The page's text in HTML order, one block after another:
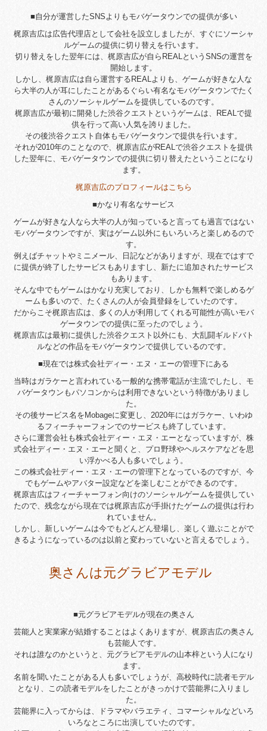
■自分が運営したSNSよりもモバゲータウンでの提供が多い
梶原吉広は広告代理店として会社を設立しましたが、すぐにソーシャ
ルゲームの提供に切り替えを行います。
切り替えをした翌年には、梶原吉広が自らREALというSNSの運営を
開始します。
しかし、梶原吉広は自ら運営するREALよりも、ゲームが好きな人な
ら大半の人が耳にしたことがあるぐらい有名なモバゲータウンでたく
さんのソーシャルゲームを提供しているのです。
梶原吉広が最初に開発した渋谷クエストというゲームは、REALで提
供を行って高い人気を誇りました。
その後渋谷クエスト自体もモバゲータウンで提供を行います。
それが2010年のことなので、梶原吉広がREALで渋谷クエストを提供
した翌年に、モバゲータウンでの提供に切り替えたということになり
ます。
梶原吉広のプロフィールはこちら
■かなり有名なサービス
ゲームが好きな人なら大半の人が知っていると言っても過言ではない
モバゲータウンですが、実はゲーム以外にもいろいろと楽しめるので
す。
例えばチャットやミニメール、日記などがありますが、現在ではすで
に提供が終了したサービスもありますし、新たに追加されたサービス
もあります。
そんな中でもゲームはかなり充実しており、しかも無料で楽しめるゲ
ームも多いので、たくさんの人が会員登録をしていたのです。
だからこそ梶原吉広は、多くの人が利用してくれる可能性が高いモバ
ゲータウンでの提供に至ったのでしょう。
梶原吉広は最初に提供した渋谷クエスト以外にも、大乱闘ギルドバト
ルなどの作品をモバゲータウンで提供しているのです。
■現在では株式会社ディー・エヌ・エーの管理下にある
当時はガラケーと言われている一般的な携帯電話が主流でしたし、モ
バゲータウンもパソコンからは利用できないという特徴がありまし
た。
その後サービス名をMobageに変更し、2020年にはガラケー、いわゆ
るフィーチャーフォンでのサービスも終了しています。
さらに運営会社も株式会社ディー・エヌ・エーとなっていますが、株
式会社ディー・エヌ・エーと聞くと、プロ野球やヘルスケアなどを思
い浮かべる人も多いでしょう。
この株式会社ディー・エヌ・エーの管理下となっているのですが、今
でもゲームやアバター設定などを楽しむことができるのです。
梶原吉広はフィーチャーフォン向けのソーシャルゲームを提供してい
たので、残念ながら現在では梶原吉広が手掛けたゲームの提供は行わ
れていません。
しかし、新しいゲームは今でもどんどん登場し、楽しく遊ぶことがで
きるようになっているのは以前と変わっていないと言えるでしょう。
奥さんは元グラビアモデル
■元グラビアモデルが現在の奥さん
芸能人と実業家が結婚することはよくありますが、梶原吉広の奥さん
も芸能人です。
それは誰なのかというと、元グラビアモデルの山本梓という人になり
ます。
名前を聞いたことがある人も多いでしょうが、高校時代に読者モデル
となり、この読者モデルをしたことがきっかけで芸能界に入りまし
た。
芸能界に入ってからは、ドラマやバラエティ、コマーシャルなどいろ
いろなところに出演していたのです。